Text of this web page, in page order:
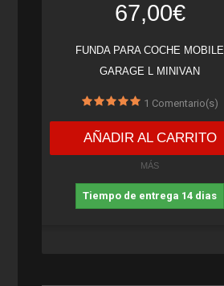
67,00€
FUNDA PARA COCHE MOBILE
GARAGE L MINIVAN
1 Comentario(s)
AÑADIR AL CARRITO
MÁS
Tiempo de entrega 14 dias